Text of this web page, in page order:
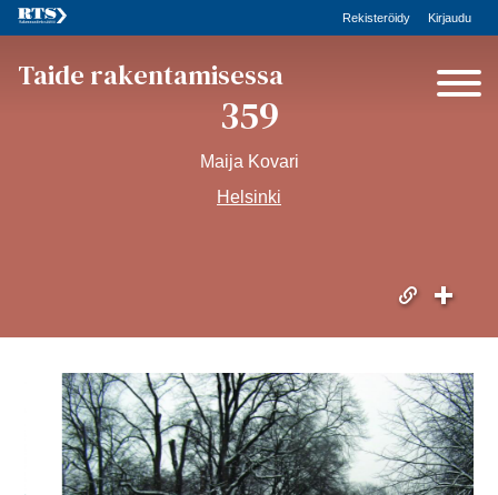
Rekisteröidy Kirjaudu
Taide rakentamisessa
359
Maija Kovari
Helsinki